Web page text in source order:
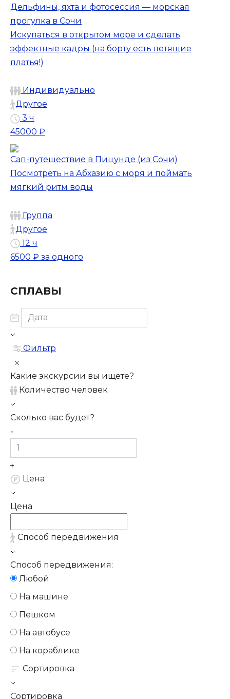
Дельфины, яхта и фотосессия — морская
прогулка в Сочи
Искупаться в открытом море и сделать
эффектные кадры (на борту есть летящие
платья!)
Индивидуально
Другое
3 ч
45000 ₽
Сап-путешествие в Пицунде (из Сочи)
Посмотреть на Абхазию с моря и поймать
мягкий ритм воды
Группа
Другое
12 ч
6500 ₽ за одного
СПЛАВЫ
Фильтр
Какие экскурсии вы ищете?
Количество человек
Сколько вас будет?
Цена
Цена
Способ передвижения
Способ передвижения:
Любой
На машине
Пешком
На автобусе
На кораблике
Сортировка
Сортировка